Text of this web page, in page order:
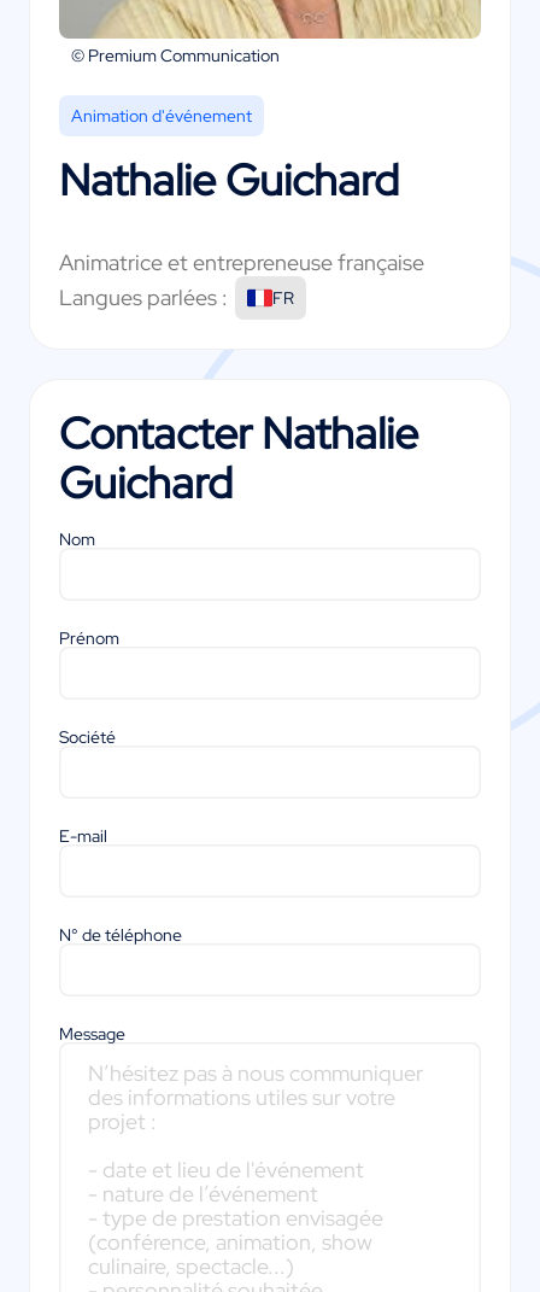
© Premium Communication
Animation d'événement
Nathalie Guichard
Animatrice et entrepreneuse française
Langues parlées :
FR
ContacterNathalie
Guichard
Nom
Prénom
Société
E-mail
N° de téléphone
Message